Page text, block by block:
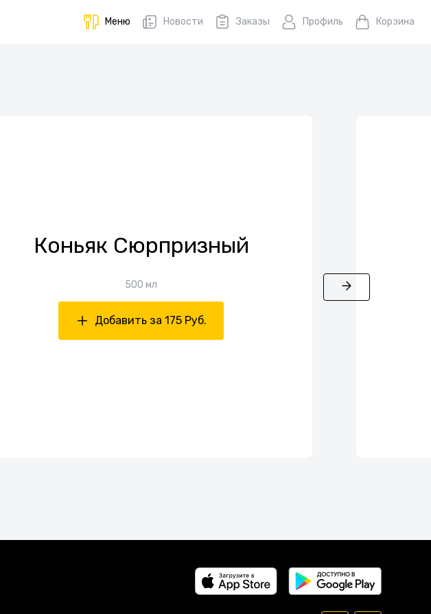
Меню Новости Заказы Профиль Корзина
Коньяк Сюрпризный
500 мл
Добавить за 175 Руб.